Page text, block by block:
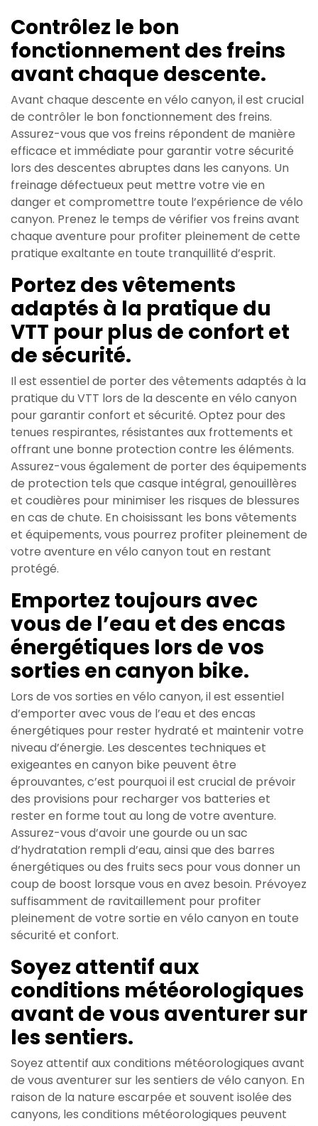
Contrôlez le bon
fonctionnement des freins
avant chaque descente.
Avant chaque descente en vélo canyon, il est crucial
de contrôler le bon fonctionnement des freins.
Assurez-vous que vos freins répondent de manière
efficace et immédiate pour garantir votre sécurité
lors des descentes abruptes dans les canyons. Un
freinage défectueux peut mettre votre vie en
danger et compromettre toute l’expérience de vélo
canyon. Prenez le temps de vérifier vos freins avant
chaque aventure pour profiter pleinement de cette
pratique exaltante en toute tranquillité d’esprit.
Portez des vêtements
adaptés à la pratique du
VTT pour plus de confort et
de sécurité.
Il est essentiel de porter des vêtements adaptés à la
pratique du VTT lors de la descente en vélo canyon
pour garantir confort et sécurité. Optez pour des
tenues respirantes, résistantes aux frottements et
offrant une bonne protection contre les éléments.
Assurez-vous également de porter des équipements
de protection tels que casque intégral, genouillères
et coudières pour minimiser les risques de blessures
en cas de chute. En choisissant les bons vêtements
et équipements, vous pourrez profiter pleinement de
votre aventure en vélo canyon tout en restant
protégé.
Emportez toujours avec
vous de l’eau et des encas
énergétiques lors de vos
sorties en canyon bike.
Lors de vos sorties en vélo canyon, il est essentiel
d’emporter avec vous de l’eau et des encas
énergétiques pour rester hydraté et maintenir votre
niveau d’énergie. Les descentes techniques et
exigeantes en canyon bike peuvent être
éprouvantes, c’est pourquoi il est crucial de prévoir
des provisions pour recharger vos batteries et
rester en forme tout au long de votre aventure.
Assurez-vous d’avoir une gourde ou un sac
d’hydratation rempli d’eau, ainsi que des barres
énergétiques ou des fruits secs pour vous donner un
coup de boost lorsque vous en avez besoin. Prévoyez
suffisamment de ravitaillement pour profiter
pleinement de votre sortie en vélo canyon en toute
sécurité et confort.
Soyez attentif aux
conditions météorologiques
avant de vous aventurer sur
les sentiers.
Soyez attentif aux conditions météorologiques avant
de vous aventurer sur les sentiers de vélo canyon. En
raison de la nature escarpée et souvent isolée des
canyons, les conditions météorologiques peuvent